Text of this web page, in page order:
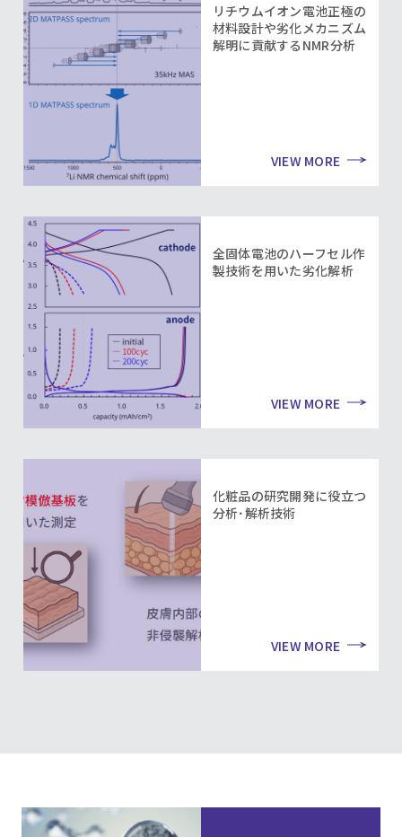
リチウムイオン電池正極の
材料設計や劣化メカニズム
解明に貢献するNMR分析
VIEW MORE
全固体電池のハーフセル作
製技術を用いた劣化解析
VIEW MORE
化粧品の研究開発に役立つ
分析･解析技術
VIEW MORE